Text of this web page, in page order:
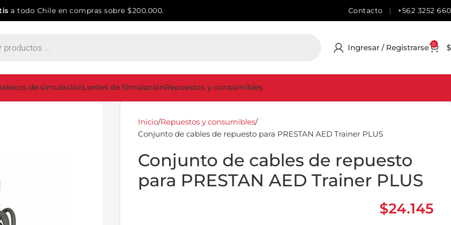
a todo Chile en compras sobre $200.000. Contacto | +562 3252
Ingresar / Registrarse 0 $
de simulaciónLentes de SimulaciónRepuestos y consumibles
Inicio Repuestos y consumibles
Conjunto de cables de repuesto para PRESTAN AED Trainer PLUS
Conjunto de cables de repuesto
para PRESTAN AED Trainer PLUS
$24.145